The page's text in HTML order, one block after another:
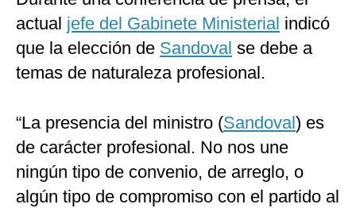
actual jefe del Gabinete Ministerial indicó
que la elección de Sandoval se debe a
temas de naturaleza profesional.
“La presencia del ministro (Sandoval) es
de carácter profesional. No nos une
ningún tipo de convenio, de arreglo, o
algún tipo de compromiso con el partido al